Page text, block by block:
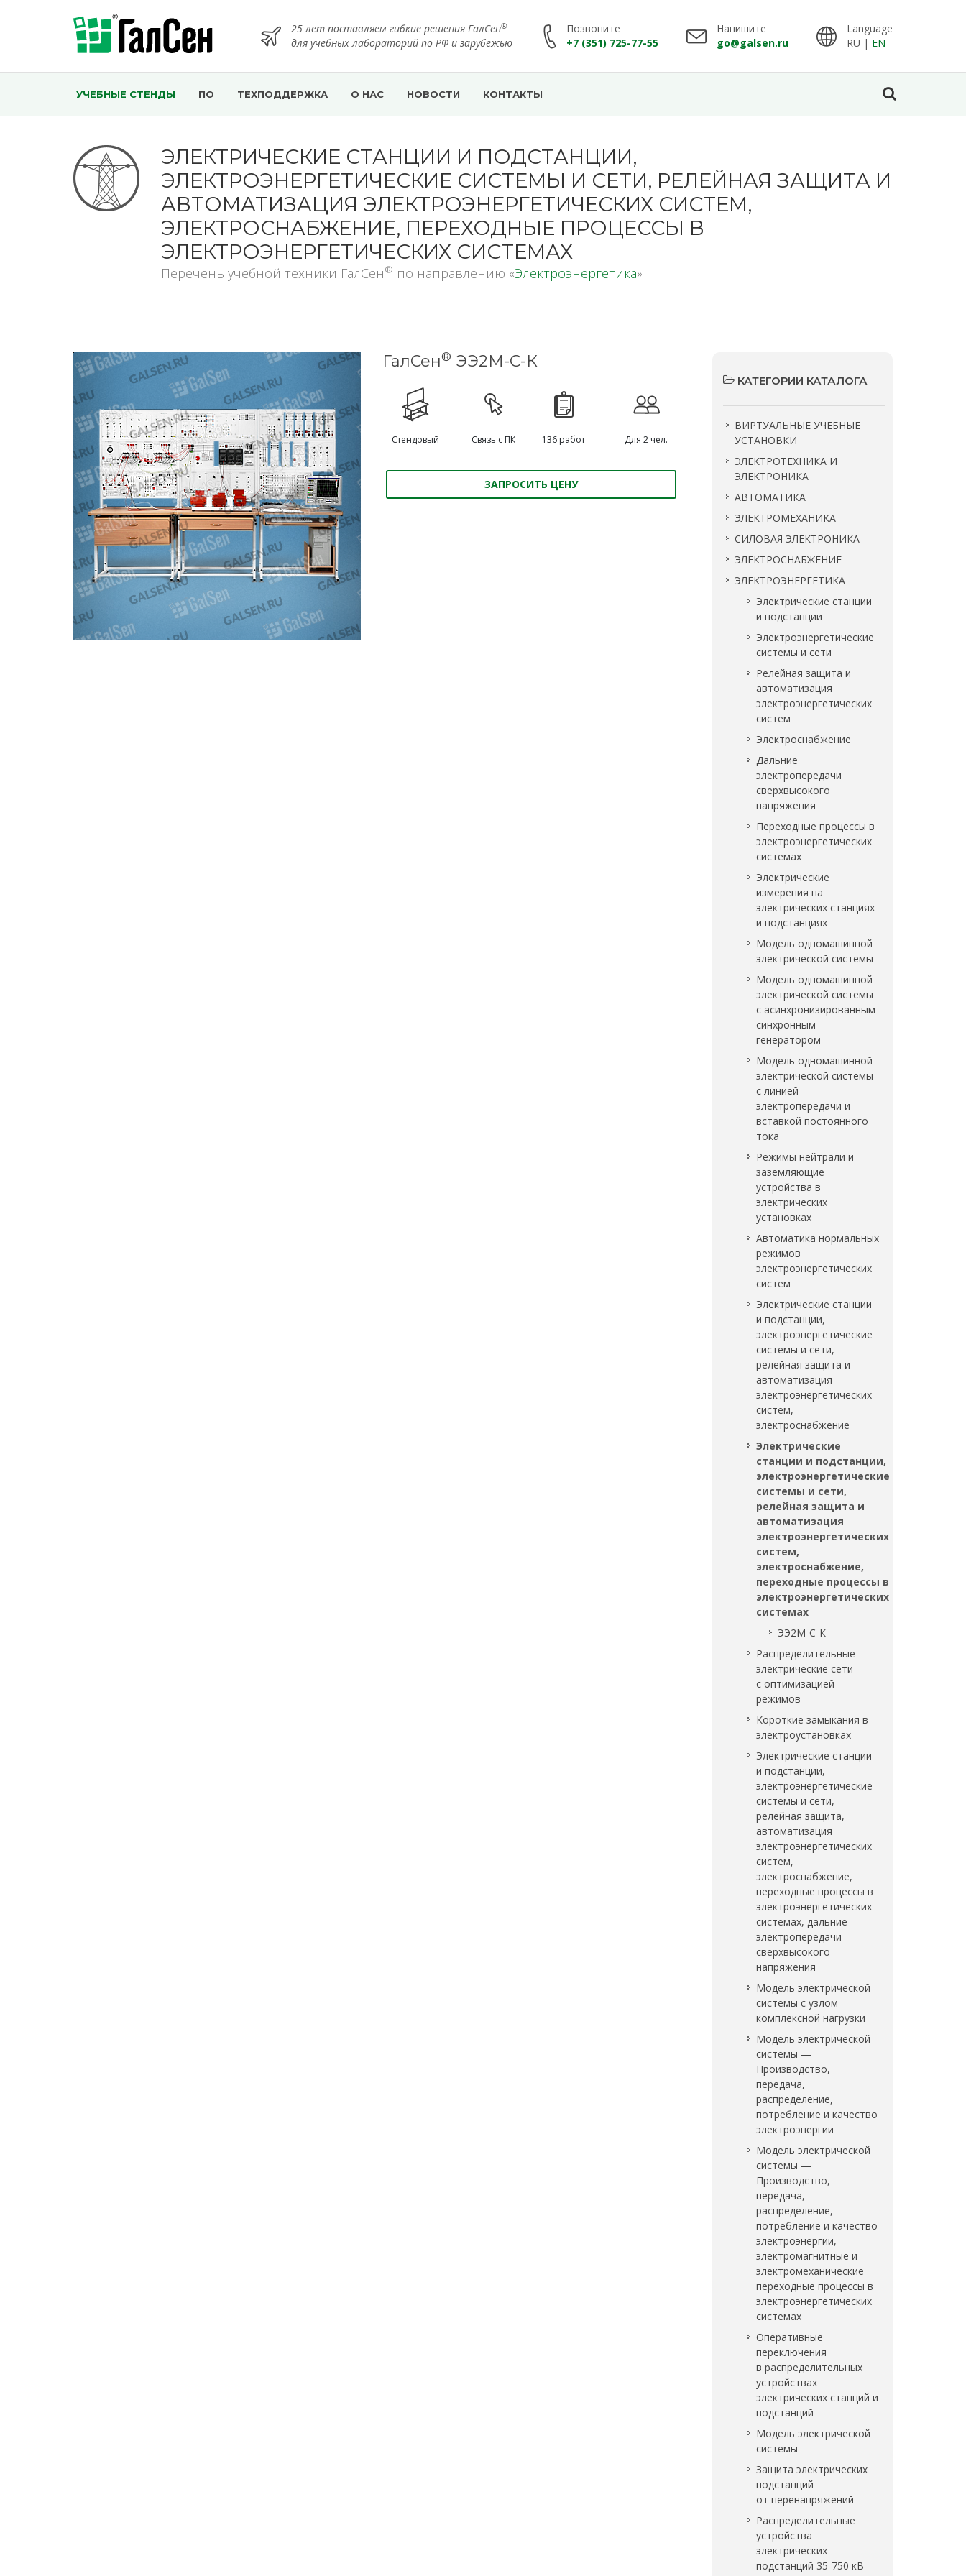
25 лет поставляем гибкие решения ГалСен®
для учебных лабораторий по РФ и зарубежью
Позвоните
+7 (351) 725-77-55
Напишите
go@galsen.ru
Language
RU | EN
УЧЕБНЫЕ СТЕНДЫ ПО ТЕХПОДДЕРЖКА О НАС НОВОСТИ КОНТАКТЫ
ЭЛЕКТРИЧЕСКИЕ СТАНЦИИ И ПОДСТАНЦИИ,
ЭЛЕКТРОЭНЕРГЕТИЧЕСКИЕ СИСТЕМЫ И СЕТИ, РЕЛЕЙНАЯ ЗАЩИТА И
АВТОМАТИЗАЦИЯ ЭЛЕКТРОЭНЕРГЕТИЧЕСКИХ СИСТЕМ,
ЭЛЕКТРОСНАБЖЕНИЕ, ПЕРЕХОДНЫЕ ПРОЦЕССЫ В
ЭЛЕКТРОЭНЕРГЕТИЧЕСКИХ СИСТЕМАХ
Перечень учебной техники ГалСен® по направлению «Электроэнергетика»
ГалСен® ЭЭ2М-С-К
Стендовый Связь с ПК 136 работ Для 2 чел.
ЗАПРОСИТЬ ЦЕНУ
КАТЕГОРИИ КАТАЛОГА
ВИРТУАЛЬНЫЕ УЧЕБНЫЕ
УСТАНОВКИ
ЭЛЕКТРОТЕХНИКА И
ЭЛЕКТРОНИКА
АВТОМАТИКА
ЭЛЕКТРОМЕХАНИКА
СИЛОВАЯ ЭЛЕКТРОНИКА
ЭЛЕКТРОСНАБЖЕНИЕ
ЭЛЕКТРОЭНЕРГЕТИКА
Электрические станции
и подстанции
Электроэнергетические
системы и сети
Релейная защита и
автоматизация
электроэнергетических
систем
Электроснабжение
Дальние
электропередачи
сверхвысокого
напряжения
Переходные процессы в
электроэнергетических
системах
Электрические
измерения на
электрических станциях
и подстанциях
Модель одномашинной
электрической системы
Модель одномашинной
электрической системы
с асинхронизированным
синхронным
генератором
Модель одномашинной
электрической системы
с линией
электропередачи и
вставкой постоянного
тока
Режимы нейтрали и
заземляющие
устройства в
электрических
установках
Автоматика нормальных
режимов
электроэнергетических
систем
Электрические станции
и подстанции,
электроэнергетические
системы и сети,
релейная защита и
автоматизация
электроэнергетических
систем,
электроснабжение
Электрические
станции и подстанции,
электроэнергетические
системы и сети,
релейная защита и
автоматизация
электроэнергетических
систем,
электроснабжение,
переходные процессы в
электроэнергетических
системах
ЭЭ2М-С-К
Распределительные
электрические сети
с оптимизацией
режимов
Короткие замыкания в
электроустановках
Электрические станции
и подстанции,
электроэнергетические
системы и сети,
релейная защита,
автоматизация
электроэнергетических
систем,
электроснабжение,
переходные процессы в
электроэнергетических
системах, дальние
электропередачи
сверхвысокого
напряжения
Модель электрической
системы с узлом
комплексной нагрузки
Модель электрической
системы —
Производство,
передача,
распределение,
потребление и качество
электроэнергии
Модель электрической
системы —
Производство,
передача,
распределение,
потребление и качество
электроэнергии,
электромагнитные и
электромеханические
переходные процессы в
электроэнергетических
системах
Оперативные
переключения
в распределительных
устройствах
электрических станций и
подстанций
Модель электрической
системы
Защита электрических
подстанций
от перенапряжений
Распределительные
устройства
электрических
подстанций 35-750 кВ